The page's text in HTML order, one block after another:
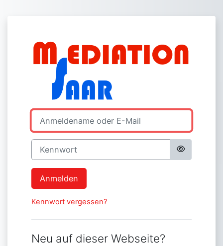
Anmelden bei
Kontoerstellung abbrechen
Anmeldename oder E-Mail
Kennwort
Anmelden
Kennwort vergessen?
Neu auf dieser Webseite?